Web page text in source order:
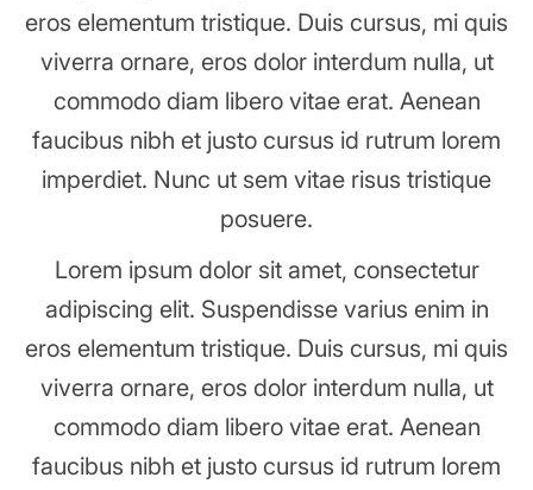
eros elementum tristique. Duis cursus, mi quis
viverra ornare, eros dolor interdum nulla, ut
commodo diam libero vitae erat. Aenean
faucibus nibh et justo cursus id rutrum lorem
imperdiet. Nunc ut sem vitae risus tristique
posuere.
Lorem ipsum dolor sit amet, consectetur
adipiscing elit. Suspendisse varius enim in
eros elementum tristique. Duis cursus, mi quis
viverra ornare, eros dolor interdum nulla, ut
commodo diam libero vitae erat. Aenean
faucibus nibh et justo cursus id rutrum lorem